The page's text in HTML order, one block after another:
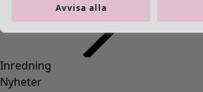
Inredning
Nyheter
Avvisa alla